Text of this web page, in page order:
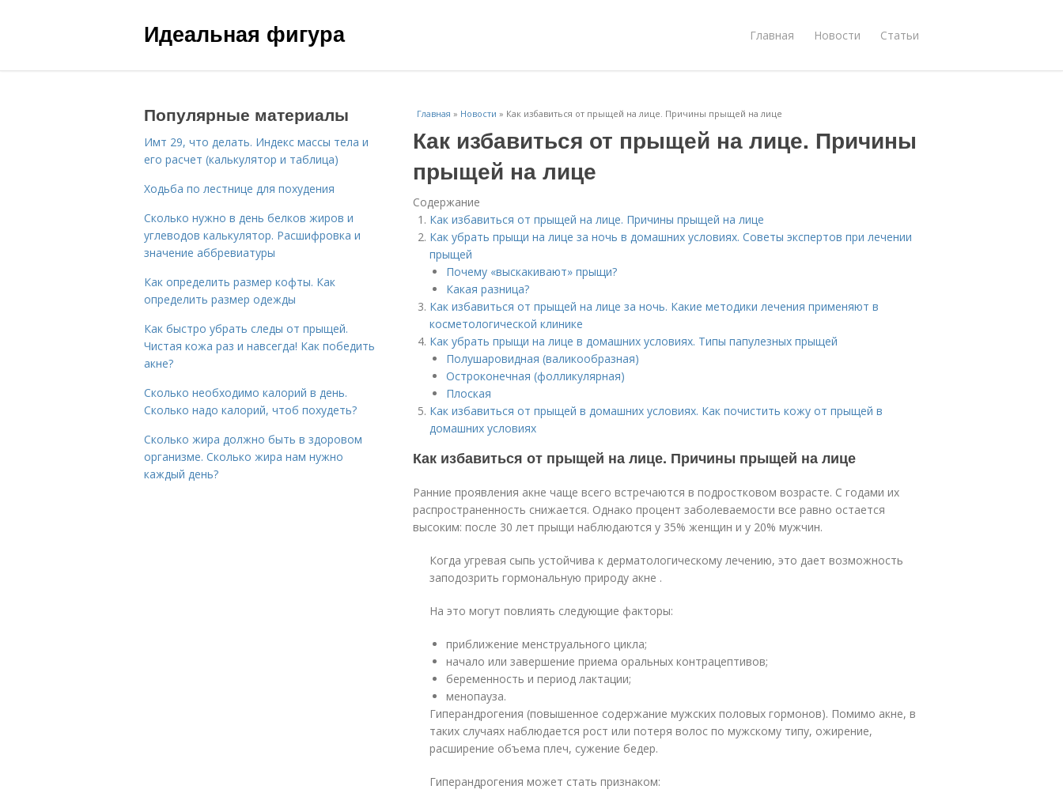
Идеальная фигура Главная Новости Статьи
Главная » Новости » Как избавиться от прыщей на лице. Причины прыщей на лице
Как избавиться от прыщей на лице. Причины
прыщей на лице
Содержание
Как избавиться от прыщей на лице. Причины прыщей на лице
Как убрать прыщи на лице за ночь в домашних условиях. Советы экспертов при лечении
прыщей
Почему «выскакивают» прыщи?
Какая разница?
Как избавиться от прыщей на лице за ночь. Какие методики лечения применяют в
косметологической клинике
Как убрать прыщи на лице в домашних условиях. Типы папулезных прыщей
Полушаровидная (валикообразная)
Остроконечная (фолликулярная)
Плоская
Как избавиться от прыщей в домашних условиях. Как почистить кожу от прыщей в
домашних условиях
Как избавиться от прыщей на лице. Причины прыщей на лице
Ранние проявления акне чаще всего встречаются в подростковом возрасте. С годами их
распространенность снижается. Однако процент заболеваемости все равно остается
высоким: после 30 лет прыщи наблюдаются у 35% женщин и у 20% мужчин.
Когда угревая сыпь устойчива к дерматологическому лечению, это дает возможность
заподозрить гормональную природу акне .
На это могут повлиять следующие факторы:
приближение менструального цикла;
начало или завершение приема оральных контрацептивов;
беременность и период лактации;
менопауза.
Гиперандрогения (повышенное содержание мужских половых гормонов). Помимо акне, в
таких случаях наблюдается рост или потеря волос по мужскому типу, ожирение,
расширение объема плеч, сужение бедер.
Гиперандрогения может стать признаком:
Популярные материалы
Имт 29, что делать. Индекс массы тела и
его расчет (калькулятор и таблица)
Ходьба по лестнице для похудения
Сколько нужно в день белков жиров и
углеводов калькулятор. Расшифровка и
значение аббревиатуры
Как определить размер кофты. Как
определить размер одежды
Как быстро убрать следы от прыщей.
Чистая кожа раз и навсегда! Как победить
акне?
Сколько необходимо калорий в день.
Сколько надо калорий, чтоб похудеть?
Сколько жира должно быть в здоровом
организме. Сколько жира нам нужно
каждый день?